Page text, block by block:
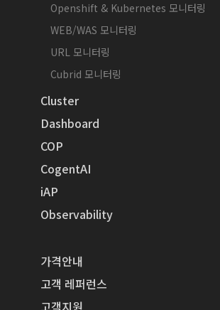
Openshift & Kubernetes 모니터링
WEB/WAS 모니터링
URL 모니터링
Cubrid 모니터링
Cluster
Dashboard
COP
CogentAI
iAP
Observability
가격안내
고객 레퍼런스
고객지원